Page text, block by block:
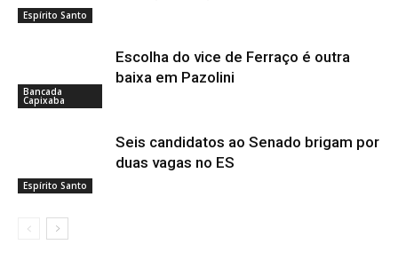
Espírito Santo
Bancada
Capixaba
Escolha do vice de Ferraço é outra
baixa em Pazolini
Espírito Santo
Seis candidatos ao Senado brigam por
duas vagas no ES